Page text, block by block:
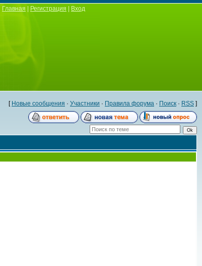
Главная Регистрация Вход
[ Новые сообщения · Участники · Правила форума · Поиск · RSS ]